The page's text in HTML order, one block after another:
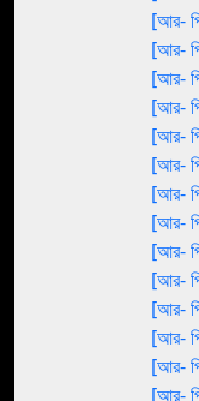
[আর-
[আর-
[আর-
[আর-
[আর-
[আর-
[আর-
[আর-
[আর-
[আর-
[আর-
[আর-
[আর-
[আর-